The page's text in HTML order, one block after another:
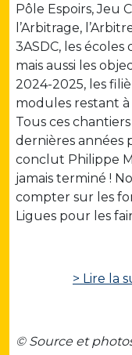
Pôle Espoirs, Jeu
l’Arbitrage,
3ASDC, les
mais aussi les
2024-2025, les
modules restant
Tous ces
dernières années
conclut Philippe
jamais terminé !
compter sur les
Ligues pour les
> Lire la
© Source et